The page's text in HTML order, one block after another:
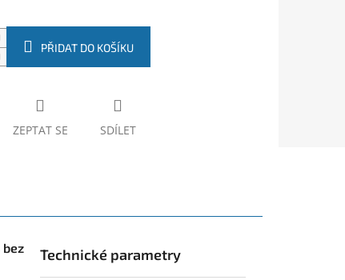
PŘIDAT DO KOŠÍKU
ZEPTAT SE SDÍLET
Technické parametry